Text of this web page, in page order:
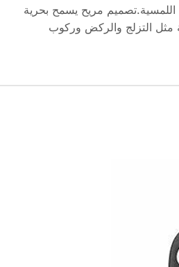
مريح يسمح بحرية
مثل التزلج والركض وركوب